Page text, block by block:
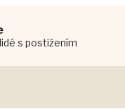
s postižením